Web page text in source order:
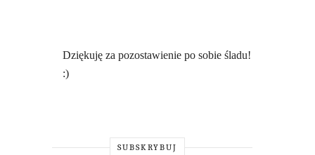
Dziękuję za pozostawienie po sobie śladu!
:)
SUBSKRYBUJ